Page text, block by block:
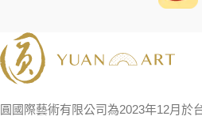
圓國際藝術有限公司為2023年12月於